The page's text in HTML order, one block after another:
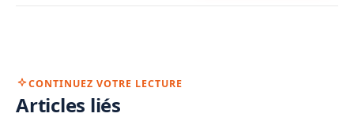
CONTINUEZ VOTRE LECTURE
Articles liés